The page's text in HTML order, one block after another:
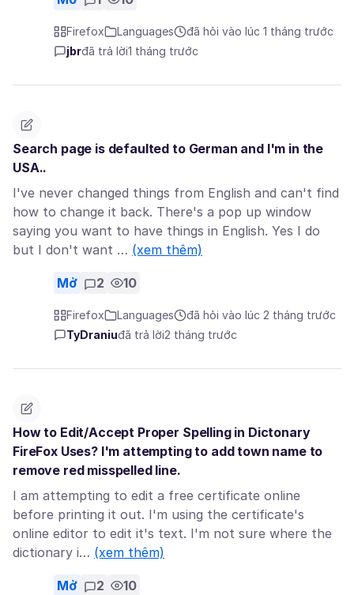
Firefox Languages
đã hỏi vào lúc 1 tháng trước
jbrđã trả lời1 tháng trước
Search page is defaulted to German and I'm in the
USA..
I've never changed things from English and can't find
how to change it back. There's a pop up window
saying you want to have things in English. Yes I do
but I don't want … (xem thêm)
Mở 2 10
Firefox Languages
đã hỏi vào lúc 2 tháng trước
TyDraniuđã trả lời2 tháng trước
How to Edit/Accept Proper Spelling in Dictonary
FireFox Uses? I'm attempting to add town name to
remove red misspelled line.
I am attempting to edit a free certificate online
before printing it out. I'm using the certificate's
online editor to edit it's text. I'm not sure where the
dictionary i… (xem thêm)
Mở 2 10